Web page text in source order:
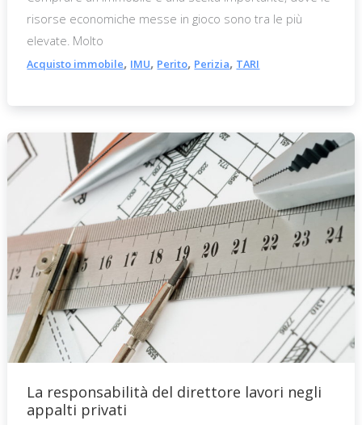
risorse economiche messe in gioco sono tra le più
elevate. Molto
Acquisto immobile, IMU, Perito, Perizia, TARI
La responsabilità del direttore lavori negli
appalti privati